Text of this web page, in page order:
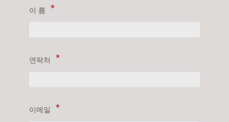
이 름
연락처
이메일